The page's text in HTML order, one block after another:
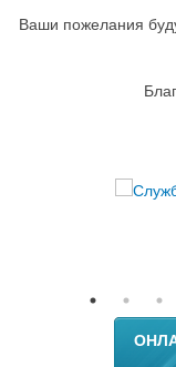
Ваши пожелания